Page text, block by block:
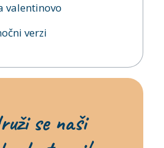
valentinovo
verzi
se naši